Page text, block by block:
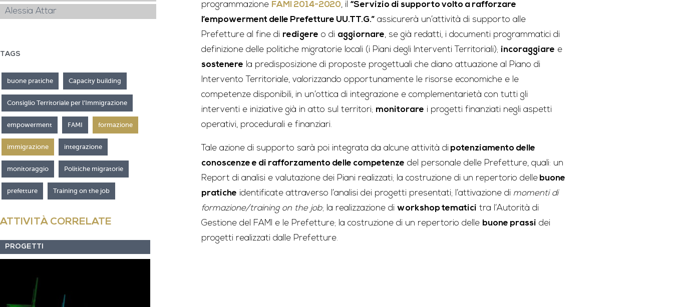
Alessia Attar
TAGS
buone pratiche Capacity building
Consiglio Territoriale per l’Immigrazione
empowerment FAMI formazione
immigrazione integrazione
monitoraggio Politiche migratorie
prefetture Training on the job
ATTIVITÀ CORRELATE
PROGETTI
programmazione FAMI 2014-2020, il “Servizio di supporto volto a rafforzare
l’empowerment delle Prefetture UU.TT.G.” assicurerà un’attività di supporto alle
Prefetture al fine di redigere o di aggiornare, se già redatti, i documenti programmatici di
definizione delle politiche migratorie locali (i Piani degli Interventi Territoriali); incoraggiare e
sostenere la predisposizione di proposte progettuali che diano attuazione al Piano di
Intervento Territoriale, valorizzando opportunamente le risorse economiche e le
competenze disponibili, in un’ottica di integrazione e complementarietà con tutti gli
interventi e iniziative già in atto sul territori; monitorare i progetti finanziati negli aspetti
operativi, procedurali e finanziari.
Tale azione di supporto sarà poi integrata da alcune attività di potenziamento delle
conoscenze e di rafforzamento delle competenze del personale delle Prefetture, quali: un
Report di analisi e valutazione dei Piani realizzati; la costruzione di un repertorio delle buone
pratiche identificate attraverso l’analisi dei progetti presentati; l’attivazione di momenti di
formazione/training on the job; la realizzazione di workshop tematici tra l’Autorità di
Gestione del FAMI e le Prefetture; la costruzione di un repertorio delle buone prassi dei
progetti realizzati dalle Prefetture.